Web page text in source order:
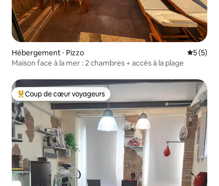
Hébergement ⋅ Pizzo
5 (5)
Maison face à la mer : 2 chambres + accès à la plage
Coups de cœur voyageurs les plus appréciés
Coup de cœur voyageurs